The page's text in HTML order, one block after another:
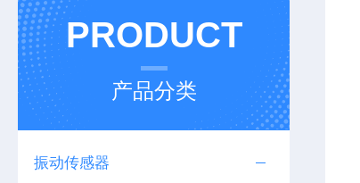
PRODUCT
产品分类
振动传感器